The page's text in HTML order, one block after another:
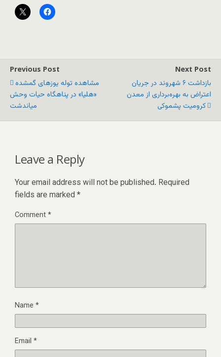
Previous Post
مشاهده توله‌ یوزهای گمشده
«هلیا» در پناهگاه حیات وحش
میاندشت
Next Post
بازداشت ۶ شهروند در جریان
اعتراض به بهره‌برداری از معدن
کرومیت پشموکی
Leave a Reply
Your email address will not be published. Required
fields are marked *
Comment*
Name *
Email *